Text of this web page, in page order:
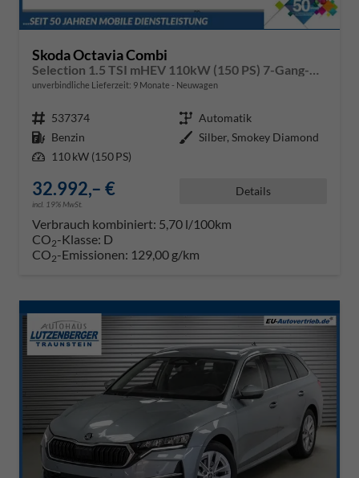
Skoda Octavia Combi
unverbindliche Lieferzeit: 9 Monate Neuwagen
Fahrzeugnr. 537374 Getriebe Automatik
Kraftstoff Benzin Außenfarbe Silber, Smokey Diamond
Leistung 110 kW (150 PS)
32.992,– €
incl. 19% MwSt.
Details
Verbrauch kombiniert: 5,70 l/100km
CO2-Klasse: D
CO2-Emissionen: 129,00 g/km